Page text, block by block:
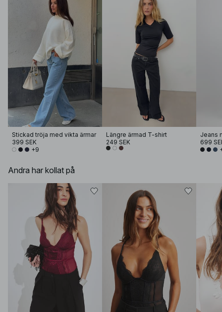
Stickad tröja med vikta ärmar
399 SEK
+9
Längre ärmad T-shirt
249 SEK
Jeans
699
Andra har kollat på